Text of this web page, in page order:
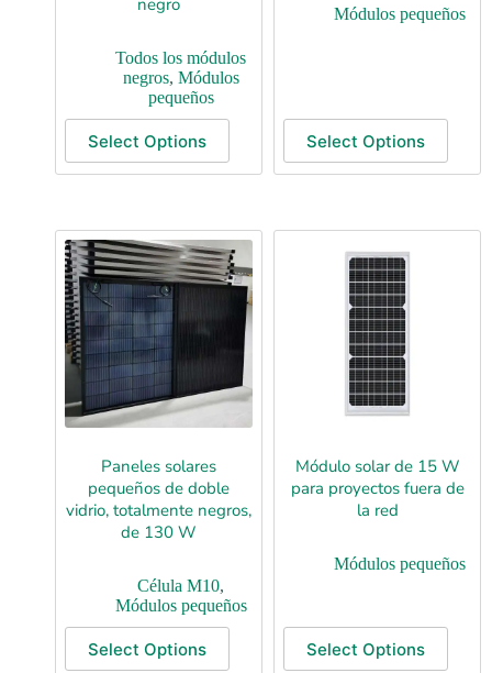
negro
Todos los módulos
negros, Módulos
pequeños
Select Options
Módulos pequeños
Select Options
Paneles solares
pequeños de doble
vidrio, totalmente negros,
de 130 W
Célula M10,
Módulos pequeños
Select Options
Módulo solar de 15 W
para proyectos fuera de
la red
Módulos pequeños
Select Options